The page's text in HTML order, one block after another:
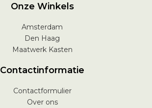
Onze Winkels
Amsterdam
Den Haag
Maatwerk Kasten
Contactinformatie
Contactformulier
Over ons